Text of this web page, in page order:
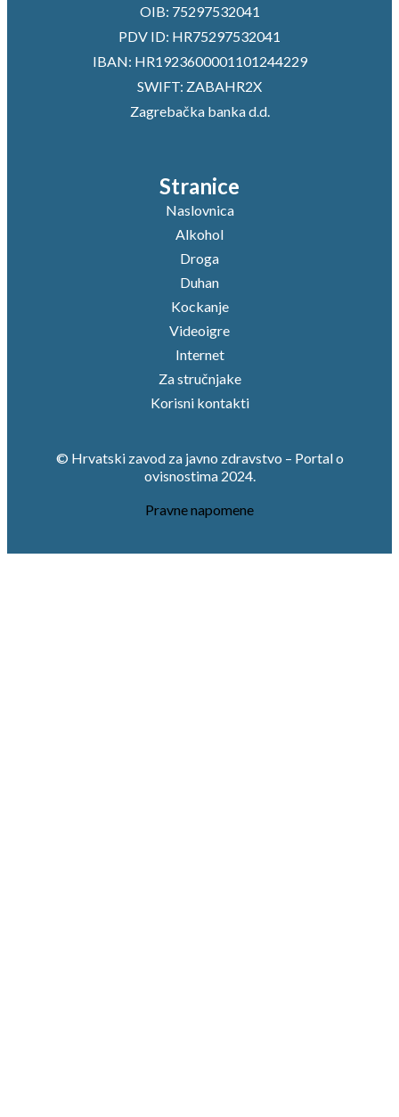
OIB: 75297532041
PDV ID: HR75297532041
IBAN: HR1923600001101244229
SWIFT: ZABAHR2X
Zagrebačka banka d.d.
Stranice
Naslovnica
Alkohol
Droga
Duhan
Kockanje
Videoigre
Internet
Za stručnjake
Korisni kontakti
© Hrvatski zavod za javno zdravstvo – Portal o
ovisnostima 2024.
Pravne napomene